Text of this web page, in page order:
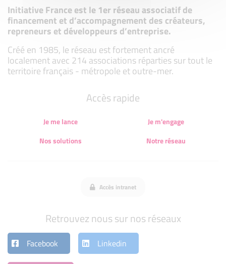
Initiative France est le 1er réseau associatif de
financement et d’accompagnement des créateurs,
repreneurs et développeurs d’entreprise.
Créé en 1985, le réseau est fortement ancré
localement avec 214 associations réparties sur tout le
territoire français - métropole et outre-mer.
Accès rapide
Je me lance
Je m'engage
Nos solutions
Notre réseau
Accès intranet
Retrouvez nous sur nos réseaux
Facebook Linkedin